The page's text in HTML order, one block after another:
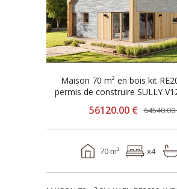
Maison 70 m² en bois kit
permis de construire SULLY
56120.00 € 64540.00
70 m² x4